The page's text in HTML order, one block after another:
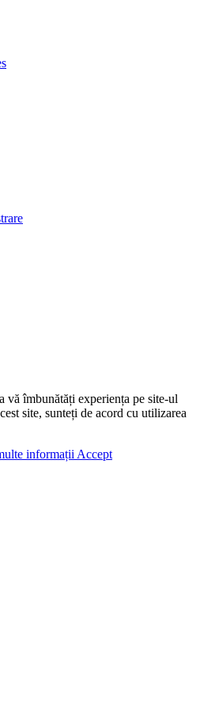
vă îmbunătăți experiența pe site-ul
site, sunteți de acord cu utilizarea
informațiiAccept